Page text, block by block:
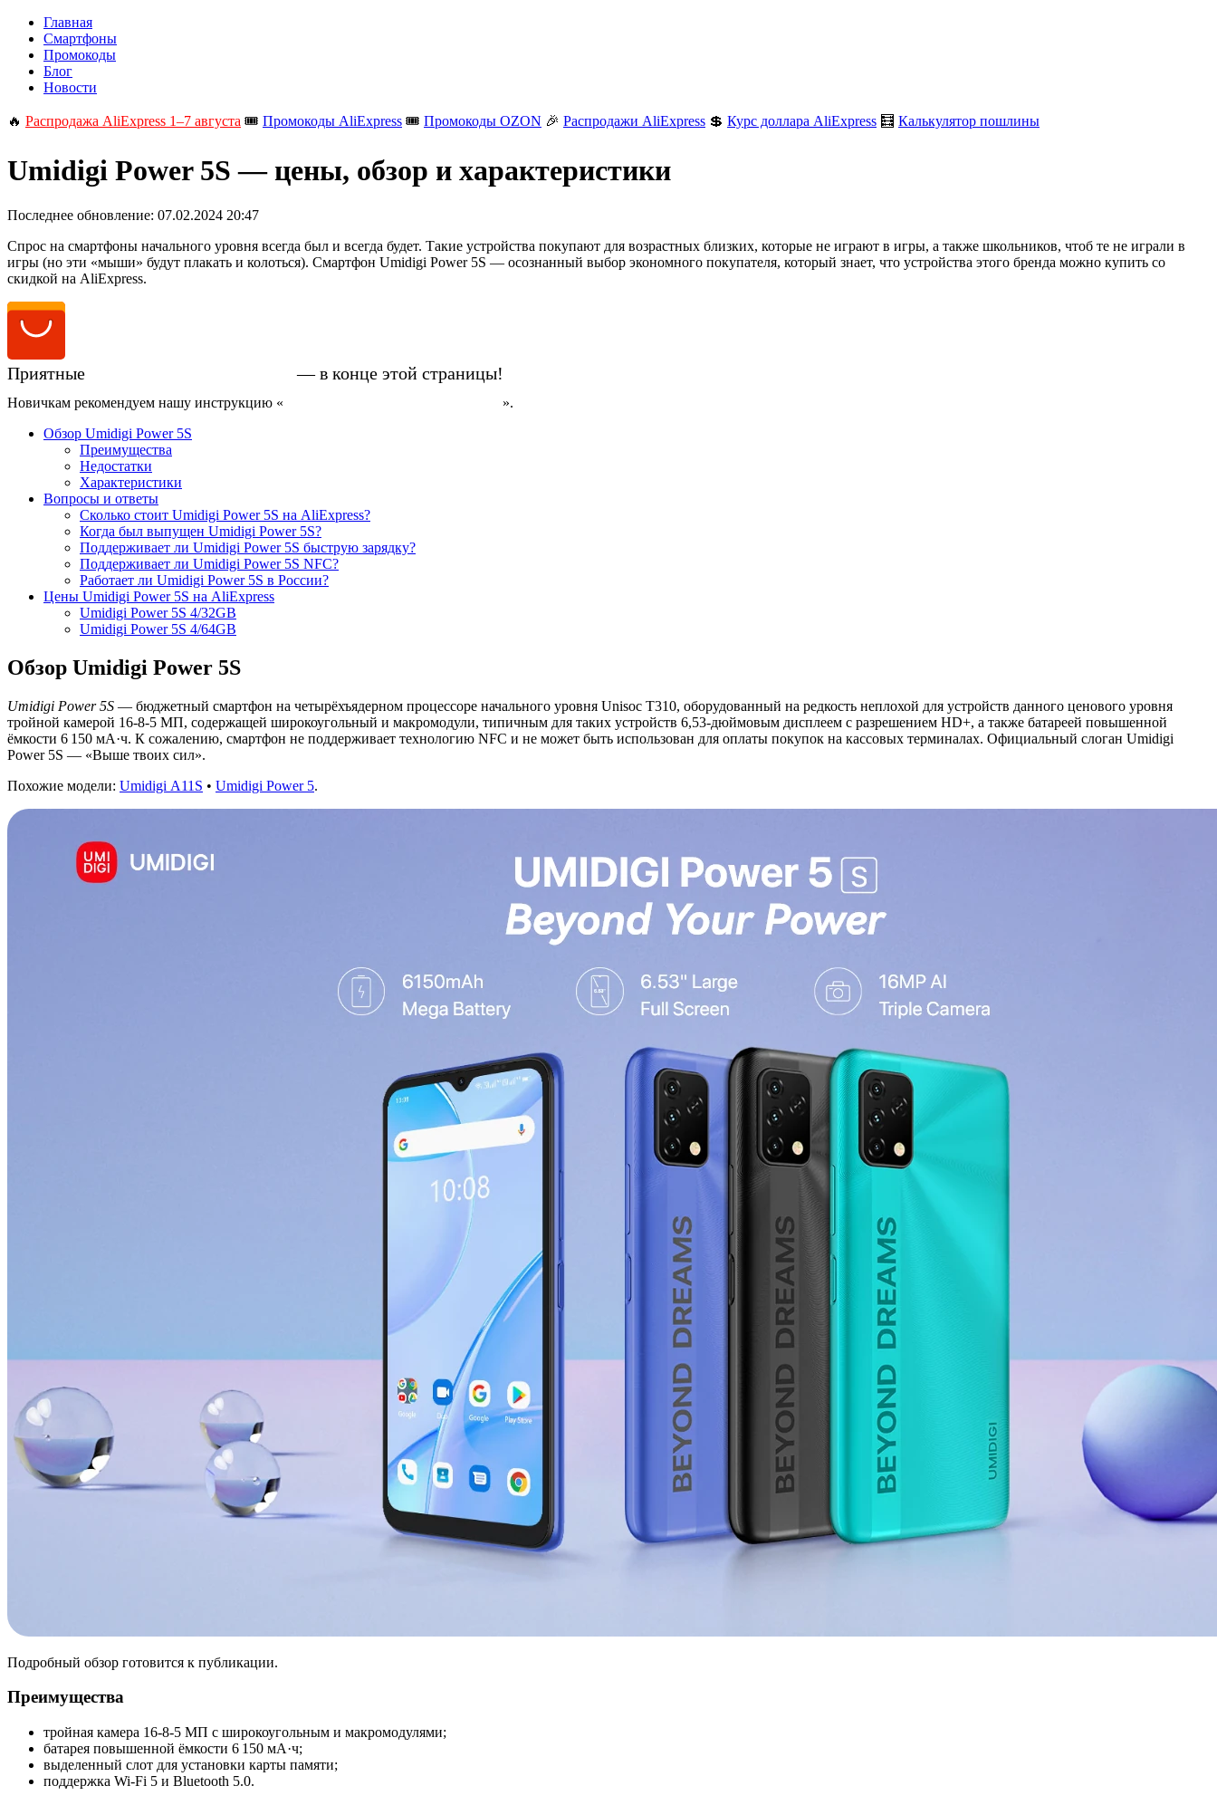
Главная
Смартфоны
Промокоды
Блог
Новости
🔥 Распродажа AliExpress 1–7 августа 🎟️ Промокоды AliExpress 🎟️ Промокоды OZON 🎉 Распродажи AliExpress 💲 Курс доллара AliExpress 🧮 Калькулятор пошлины
Umidigi Power 5S — цены, обзор и характеристики
Последнее обновление: 07.02.2024 20:47
Спрос на смартфоны начального уровня всегда был и всегда будет. Такие устройства покупают для возрастных близких, которые не играют в игры, а также школьников, чтоб те не играли в
игры (но эти «мыши» будут плакать и колоться). Смартфон Umidigi Power 5S — осознанный выбор экономного покупателя, который знает, что устройства этого бренда можно купить со
скидкой на AliExpress.
Приятные — в конце этой страницы!
Новичкам рекомендуем нашу инструкцию «
».
Обзор Umidigi Power 5S
Преимущества
Недостатки
Характеристики
Вопросы и ответы
Сколько стоит Umidigi Power 5S на AliExpress?
Когда был выпущен Umidigi Power 5S?
Поддерживает ли Umidigi Power 5S быструю зарядку?
Поддерживает ли Umidigi Power 5S NFC?
Работает ли Umidigi Power 5S в России?
Цены Umidigi Power 5S на AliExpress
Umidigi Power 5S 4/32GB
Umidigi Power 5S 4/64GB
Обзор Umidigi Power 5S
Umidigi Power 5S — бюджетный смартфон на четырёхъядерном процессоре начального уровня Unisoc T310, оборудованный на редкость неплохой для устройств данного ценового уровня
тройной камерой 16-8-5 МП, содержащей широкоугольный и макромодули, типичным для таких устройств 6,53-дюймовым дисплеем с разрешением HD+, а также батареей повышенной
ёмкости 6 150 мА·ч. К сожалению, смартфон не поддерживает технологию NFC и не может быть использован для оплаты покупок на кассовых терминалах. Официальный слоган Umidigi
Power 5S — «Выше твоих сил».
Похожие модели: Umidigi A11S • Umidigi Power 5.
Подробный обзор готовится к публикации.
Преимущества
тройная камера 16-8-5 МП с широкоугольным и макромодулями;
батарея повышенной ёмкости 6 150 мА·ч;
выделенный слот для установки карты памяти;
поддержка Wi-Fi 5 и Bluetooth 5.0.